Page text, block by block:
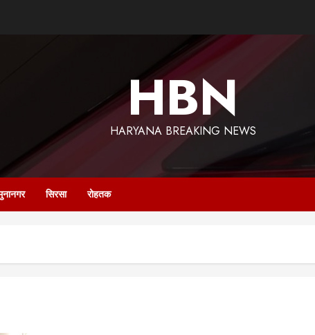
HBN
HARYANA BREAKING NEWS
सिरसा रोहतक